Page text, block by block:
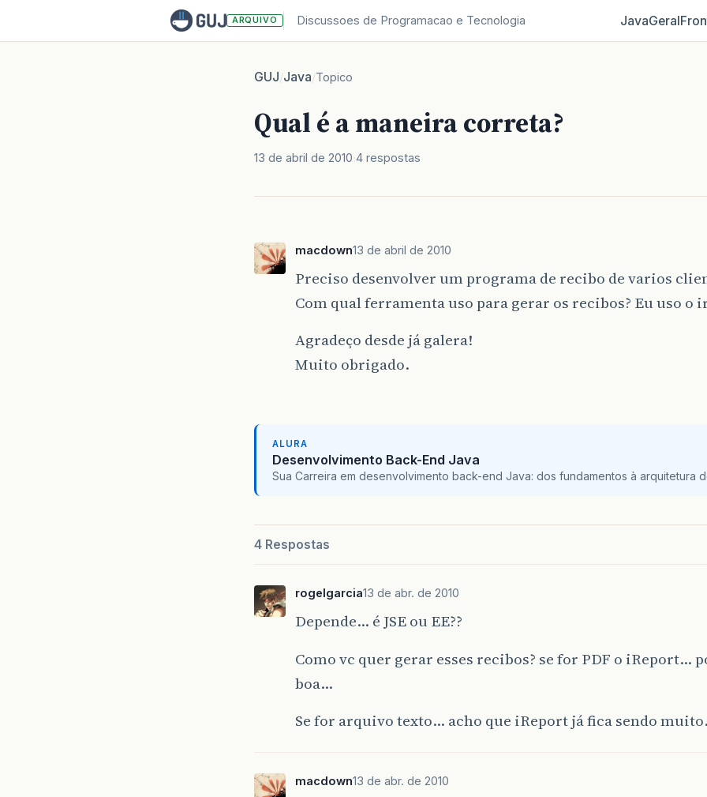
ARQUIVO Discussoes de Programacao e Tecnologia JavaGeral
GUJ/Java/Topico
Qual é a maneira correta?
13 de abril de 2010 4 respostas
macdown13 de abril de 2010
Preciso desenvolver um programa de recibo de varios
Com qual ferramenta uso para gerar os recibos? Eu uso o
Agradeço desde já galera!
Muito obrigado.
ALURA
Desenvolvimento Back-End Java
Sua Carreira em desenvolvimento back-end Java: dos fundamentos à arquitetura
4 Respostas
rogelgarcia13 de abr. de 2010
Depende… é JSE ou EE??
Como vc quer gerar esses recibos? se for PDF o iReport…
boa…
Se for arquivo texto… acho que iReport já fica sendo
macdown13 de abr. de 2010